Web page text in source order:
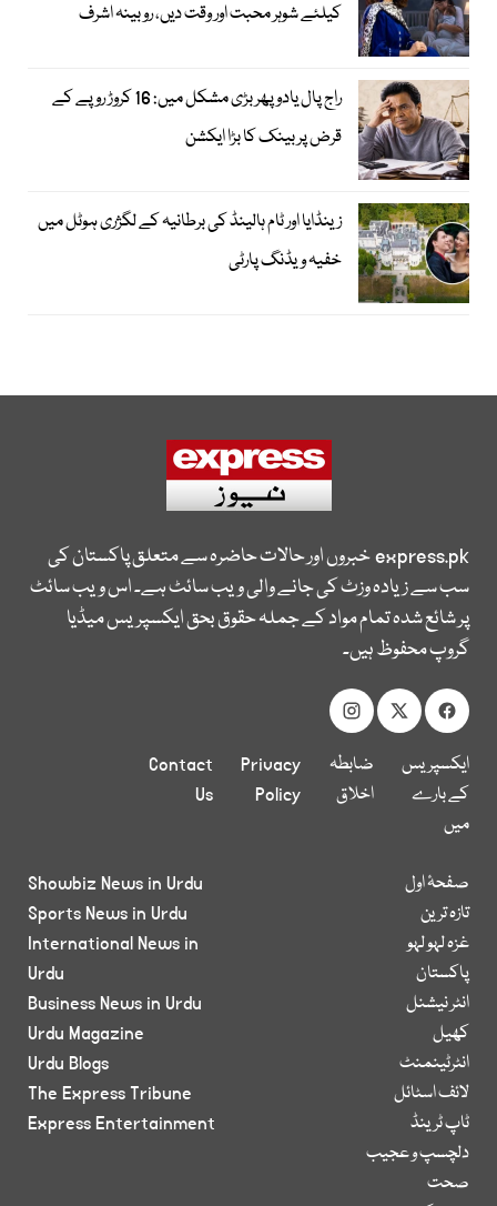
کیلئے شوہر محبت اور وقت دیں، روبینہ اشرف
راج پال یادو پھر بڑی مشکل میں: 16 کروڑ روپے کے
قرض پر بینک کا بڑا ایکشن
زینڈایا اور ٹام ہالینڈ کی برطانیہ کے لگژری ہوٹل میں
خفیہ ویڈنگ پارٹی
express.pkخبروں اور حالات حاضرہ سے متعلق پاکستان کی
سب سے زیادہ وزٹ کی جانے والی ویب سائٹ ہے۔ اس ویب سائٹ
پر شائع شدہ تمام مواد کے جملہ حقوق بحق ایکسپریس میڈیا
گروپ محفوظ ہیں۔
ایکسپریس
کے بارے
میں
ضابطہ
اخلاق
Privacy
Policy
Contact
Us
صفحۂ اول
تازہ ترین
غزہ لہو لہو
پاکستان
انٹر نیشنل
کھیل
انٹرٹینمنٹ
لائف اسٹائل
ٹاپ ٹرینڈ
دلچسپ و عجیب
صحت
Showbiz News in Urdu
Sports News in Urdu
International News in
Urdu
Business News in Urdu
Urdu Magazine
Urdu Blogs
The Express Tribune
Express Entertainment